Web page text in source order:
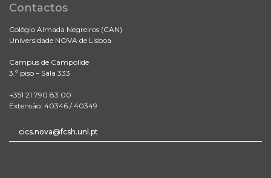
Contactos
Colégio Almada Negreiros (CAN)
Universidade NOVA de Lisboa
Campus de Campolide
3.º piso – Sala 333
+351 21 790 83 00
Extensão: 40346 / 40349
cics.nova@fcsh.unl.pt